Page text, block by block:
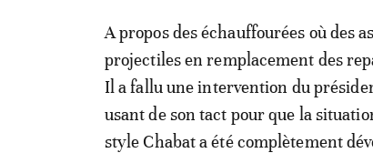
A propos des échauffourées où des
projectiles en remplacement des
Il a fallu une intervention du
usant de son tact pour que la
style Chabat a été complètement